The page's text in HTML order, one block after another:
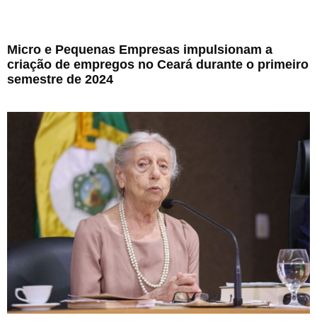
Micro e Pequenas Empresas impulsionam a
criação de empregos no Ceará durante o primeiro
semestre de 2024